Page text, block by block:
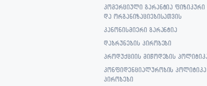
კომერციული გარანტია ფიზიკური
და ორგანიზაციებისათვის
კანონისმიერი გარანტია
დაბრუნების პირობები
პროდუქციის მიწოდების
კონფიდენციალურობის
პირობები